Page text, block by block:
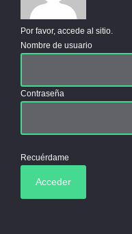
Por favor, accede al sitio.
Nombre de usuario
Contraseña
Recuérdame